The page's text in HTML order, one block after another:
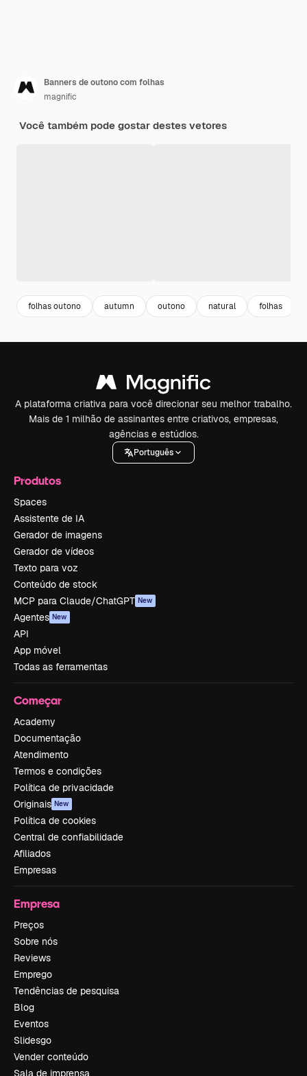
Banners de outono com folhas
magnific
Você também pode gostar destes vetores
folhas outono autumn outono natural folhas
A plataforma criativa para você direcionar seu melhor trabalho.
Mais de 1 milhão de assinantes entre criativos, empresas,
agências e estúdios.
Português
Produtos
Spaces
Assistente de IA
Gerador de imagens
Gerador de vídeos
Texto para voz
Conteúdo de stock
MCP para Claude/ChatGPT New
Agentes New
API
App móvel
Todas as ferramentas
Começar
Academy
Documentação
Atendimento
Termos e condições
Política de privacidade
Originais New
Política de cookies
Central de confiabilidade
Afiliados
Empresas
Empresa
Preços
Sobre nós
Reviews
Emprego
Tendências de pesquisa
Blog
Eventos
Slidesgo
Vender conteúdo
Sala de imprensa